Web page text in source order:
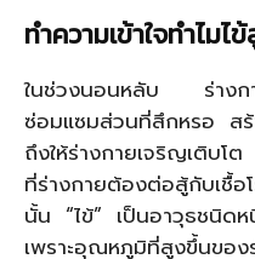
ทำความเข้าใจทำไม
ในช่วงนอนหลับ ร่างกาย
ซ่อมแซมส่วนที่สึกหรอ สร้
ถึงให้ร่างกายเจริญเติบ
ที่ร่างกายต้องต่อสู้กับเชื้อ
นั้น “ไข้” เป็นอาวุธชนิดห
เพราะอุณหภูมิที่สูงขึ้นของ